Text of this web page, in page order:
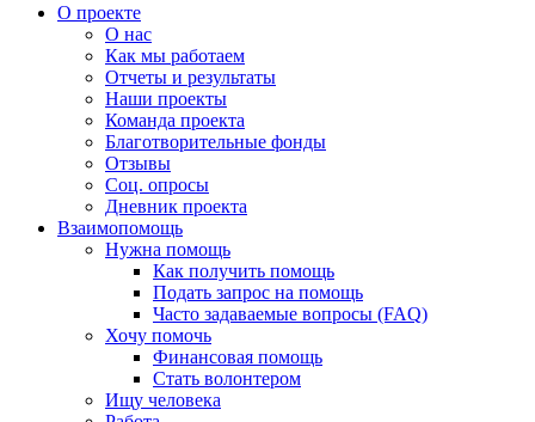
О проекте
О нас
Как мы работаем
Отчеты и результаты
Наши проекты
Команда проекта
Благотворительные фонды
Отзывы
Соц. опросы
Дневник проекта
Взаимопомощь
Нужна помощь
Как получить помощь
Подать запрос на помощь
Часто задаваемые вопросы (FAQ)
Хочу помочь
Финансовая помощь
Стать волонтером
Ищу человека